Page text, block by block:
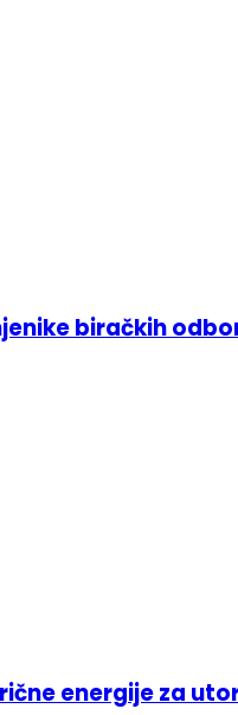
biračkih
energije za